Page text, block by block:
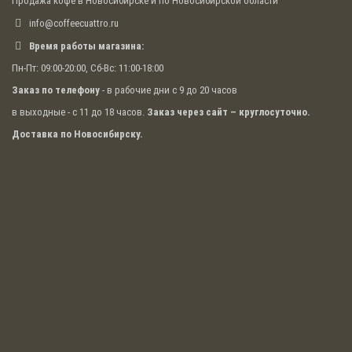
сделать заказа на поставку запчастей или заказать
info@coffeecuattro.ru
Время работы магазина:
Пн-Пт: 09:00-20:00, Сб-Вс: 11:00-18:00
Заказ по телефону - в рабочие дни с 9 до 20 часов
в выходные - с 11 до 18 часов. Заказ через сайт – круглосуточно.
Доставка по Новосибирску.